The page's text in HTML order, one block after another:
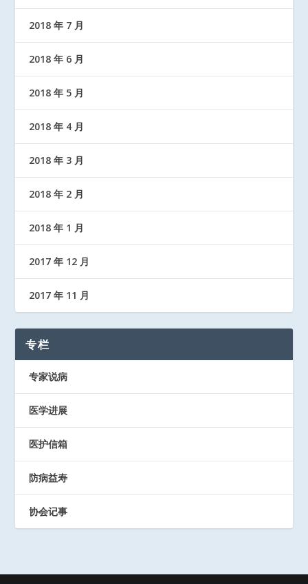
2018 年 7 月
2018 年 6 月
2018 年 5 月
2018 年 4 月
2018 年 3 月
2018 年 2 月
2018 年 1 月
2017 年 12 月
2017 年 11 月
专栏
专家说病
医学进展
医护信箱
防病益寿
协会记事